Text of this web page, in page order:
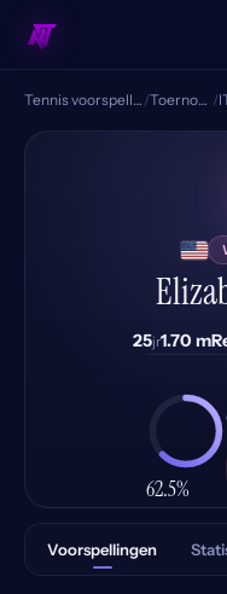
Tennis voorspellingen / Toernooien /
25jr1.70 m
62.5%
Voorspellingen